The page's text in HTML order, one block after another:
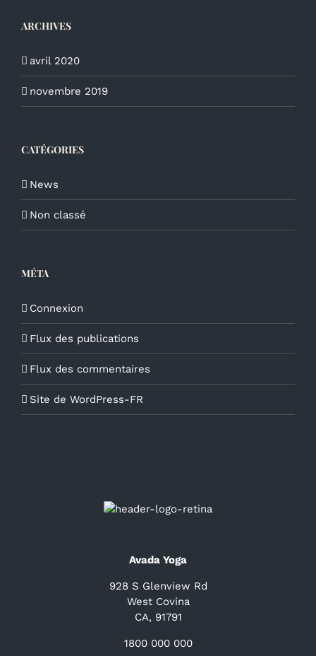
ARCHIVES
avril 2020
novembre 2019
CATÉGORIES
News
Non classé
MÉTA
Connexion
Flux des publications
Flux des commentaires
Site de WordPress-FR
Avada Yoga
928 S Glenview Rd
West Covina
CA, 91791
1800 000 000